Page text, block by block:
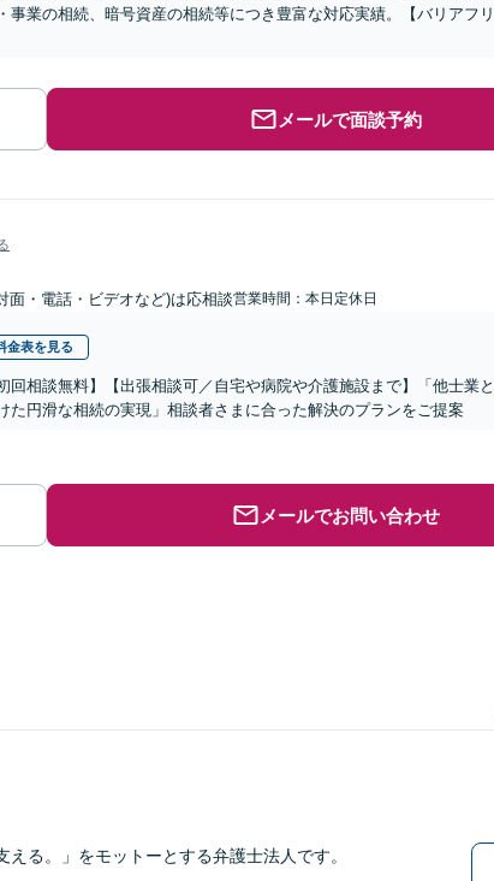
事業の相続、暗号資産の相続等につき豊富な対応実績。【バリアフ
メールで面談予約
面・電話・ビデオなど)は応相談営業時間：本日定休日
金表を見る
回相談無料】【出張相談可／自宅や病院や介護施設まで】「他士業
た円滑な相続の実現」相談者さまに合った解決のプランをご提案
メールでお問い合わせ
る。」をモットーとする弁護士法人です。